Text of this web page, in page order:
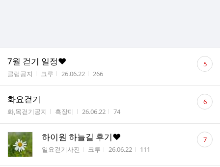
7월 걷기 일정❤️
게시판명
클럽공지 작성자
크루 작성시간
26.06.22 조회수
266
댓
글 5
화요걷기
게시판명
화,목걷기공지 작성자
흑장미 작성시간
26.06.22 조회수
74
댓
글 6
하이원 하늘길 후기❤️
게시판명
일요걷기사진 작성자
크루 작성시간
26.06.22 조회수
111
댓
글 7